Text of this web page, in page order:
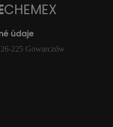
CHEMEX
údaje
225 Gowarczów